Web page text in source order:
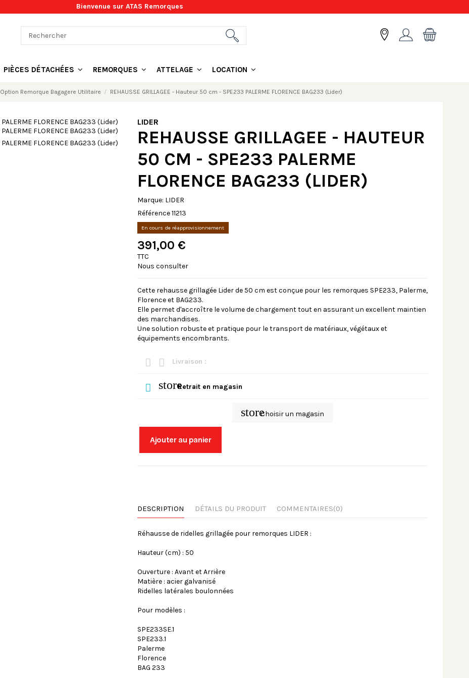
Bienvenue sur ATAS Remorques
PIÈCES DÉTACHÉES REMORQUES ATTELAGE LOCATION
Option Remorque Bagagere Utilitaire REHAUSSE GRILLAGEE - Hauteur 50 cm - SPE233 PALERME FLORENCE BAG233 (Lider)
LIDER
REHAUSSE GRILLAGEE - HAUTEUR
50 CM - SPE233 PALERME
FLORENCE BAG233 (LIDER)
Marque: LIDER
Référence11213
En cours de réapprovisionnement
391,00 €
TTC
Nous consulter
Cette rehausse grillagée Lider de 50 cm est conçue pour les remorques SPE233, Palerme,
Florence et BAG233.
Elle permet d'accroître le volume de chargement tout en assurant un excellent maintien
des marchandises.
Une solution robuste et pratique pour le transport de matériaux, végétaux et
équipements encombrants.
Livraison :
storeRetrait en magasin
storeChoisir un magasin
Ajouter au panier
DESCRIPTION DÉTAILS DU PRODUIT COMMENTAIRES(0)
Réhausse de ridelles grillagée pour remorques LIDER :
Hauteur (cm) : 50
Ouverture : Avant et Arrière
Matière : acier galvanisé
Ridelles latérales boulonnées
Pour modèles :
SPE233SE.1
SPE233.1
Palerme
Florence
BAG 233